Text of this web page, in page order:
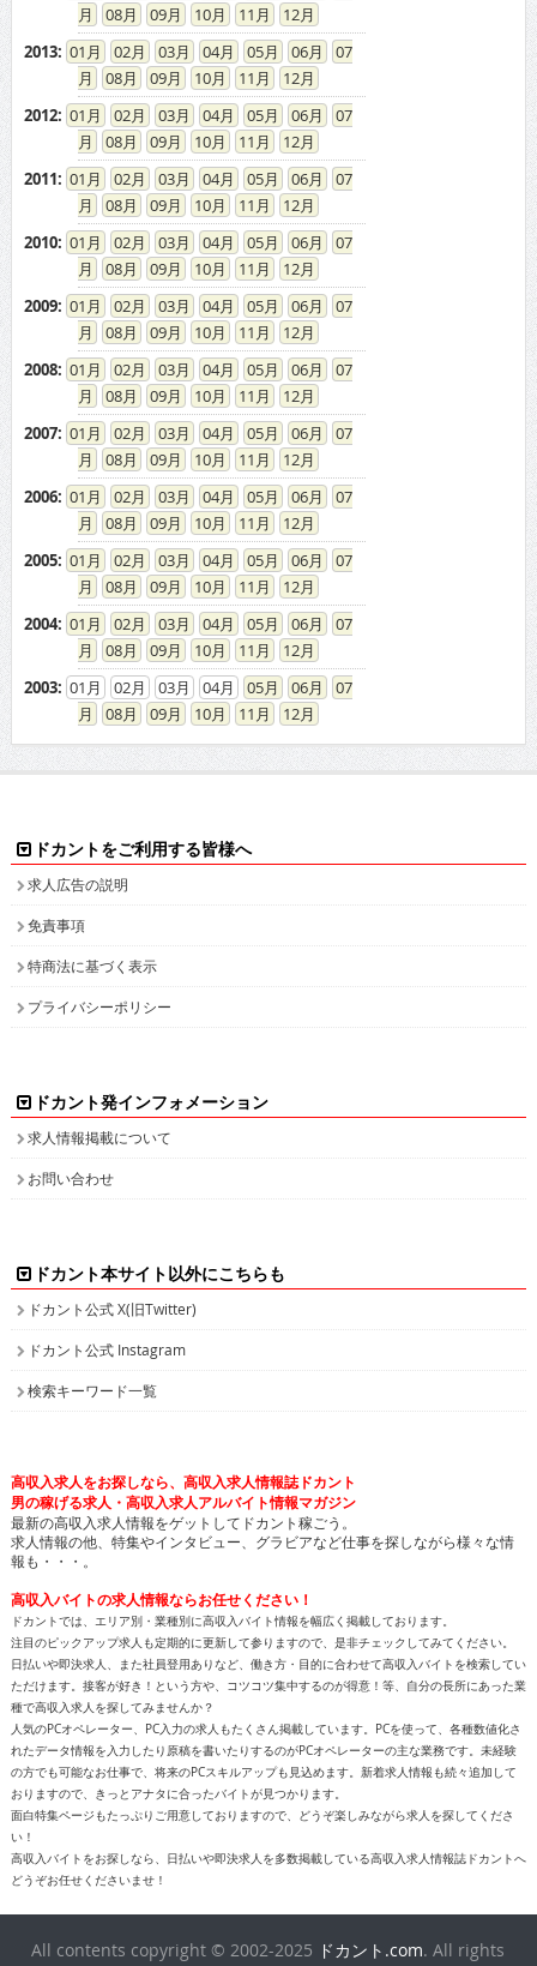
08
09 10 11
12
2013: 01 02 03 04 05 06
07
08
09 10 11
12
2012: 01 02 03 04 05 06
07
08
09 10 11
12
2011: 01 02 03 04 05 06
07
08
09 10 11
12
2010: 01 02 03 04 05 06
07
08
09 10 11
12
2009: 01 02 03 04 05 06
07
08
09 10 11
12
2008: 01 02 03 04 05 06
07
08
09 10 11
12
2007: 01 02 03 04 05 06
07
08
09 10 11
12
2006: 01 02 03 04 05 06
07
08
09 10 11
12
2005: 01 02 03 04 05 06
07
08
09 10 11
12
2004: 01 02 03 04 05 06
07
08
09 10 11
12
2003: 01 02 03 04 05 06
07
08
09 10 11 12
ドカントをご利用する皆様へ
求人広告の説明
免責事項
特商法に基づく表示
プライバシーポリシー
ドカント発インフォメーション
求人情報掲載について
お問い合わせ
ドカント本サイト以外にこちらも
ドカント公式 X(旧Twitter)
ドカント公式 Instagram
検索キーワード一覧
高収入求人をお探しなら、高収入求人情報誌ドカント
男の稼げる求人・高収入求人アルバイト情報マガジン
最新の高収入求人情報をゲットしてドカント稼ごう。
求人情報の他、特集やインタビュー、グラビアなど仕事を探しながら様々な情
報も・・・。
高収入バイトの求人情報ならお任せください！
ドカントでは、エリア別・業種別に高収入バイト情報を幅広く掲載しております。
注目のピックアップ求人も定期的に更新して参りますので、是非チェックしてみてください。
日払いや即決求人、また社員登用ありなど、働き方・目的に合わせて高収入バイトを検索してい
ただけます。接客が好き！という方や、コツコツ集中するのが得意！等、自分の長所にあった業
種で高収入求人を探してみませんか？
人気のPCオペレーター、PC入力の求人もたくさん掲載しています。PCを使って、各種数値化さ
れたデータ情報を入力したり原稿を書いたりするのがPCオペレーターの主な業務です。未経験
の方でも可能なお仕事で、将来のPCスキルアップも見込めます。新着求人情報も続々追加して
おりますので、きっとアナタに合ったバイトが見つかります。
面白特集ページもたっぷりご用意しておりますので、どうぞ楽しみながら求人を探してくださ
い！
高収入バイトをお探しなら、日払いや即決求人を多数掲載している高収入求人情報誌ドカントへ
どうぞお任せくださいませ！
All contents copyright © 2002-2025 ドカント.com. All rights